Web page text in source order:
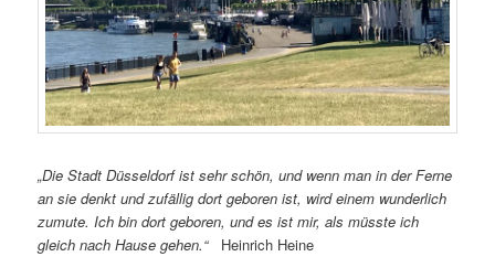
„Die Stadt Düsseldorf ist sehr schön, und wenn man in der Ferne
an sie denkt und zufällig dort geboren ist, wird einem wunderlich
zumute. Ich bin dort geboren, und es ist mir, als müsste ich
gleich nach Hause gehen.“ Heinrich Heine